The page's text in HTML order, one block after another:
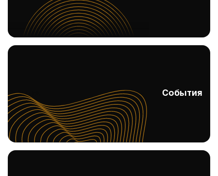
События События